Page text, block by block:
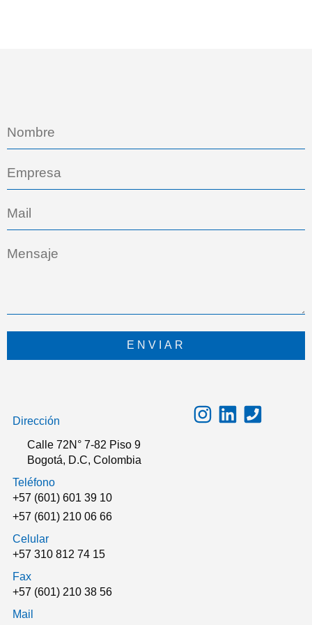
ENVIAR
Dirección
Calle 72N° 7-82 Piso 9
Bogotá, D.C, Colombia
Teléfono
+57 (601) 601 39 10
+57 (601) 210 06 66
Celular
+57 310 812 74 15
Fax
+57 (601) 210 38 56
Mail